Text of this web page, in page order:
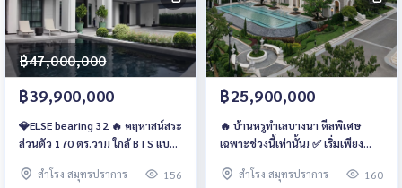
฿47,000,000
฿39,900,000
💎ELSE bearing 32 🔥 คฤหาสน์สระ
ส่วนตัว 170 ตร.วา!! ใกล้ BTS แบริ่ง
เพียง 39.9 ล้าน* 📞 093-1681685 |
สำโรง สมุทรปราการ 156
฿25,900,000
🔥 บ้านหรูทำเลบางนา ดีลพิเศษ
เฉพาะช่วงนี้เท่านั้น! ✅ เริ่มเพียง
📍 SETTHASIRI Bangna KM.10
สำโรง สมุทรปราการ 160